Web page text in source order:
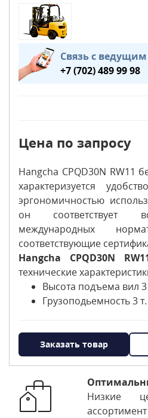
Связь с
+7 (702) 489 99 98
Цена по запросу
Hangcha CPQD30N RW11
характеризуется
эргономичностью
он соответствует
международных
соответствующие
Hangcha CPQD30N
технические
Высота подъема вил
Грузоподьемность 3 т.
Заказать товар
Низкие
ассортимент